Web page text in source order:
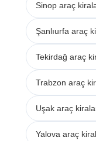
Sinop araç
Şanlıurfa araç
Tekirdağ araç
Trabzon araç
Uşak araç
Yalova araç